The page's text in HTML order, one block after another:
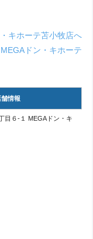
キホーテ苫小牧店へ
ドン・キホーテ
情報
目６-１ MEGAドン・キ